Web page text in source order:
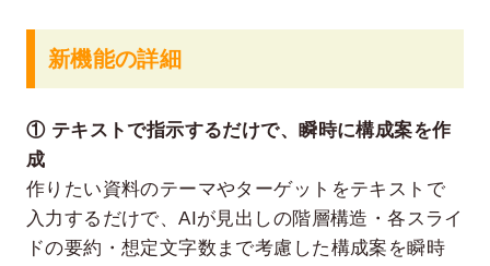
新機能の詳細
① テキストで指示するだけで、瞬時に構成案を作
成
作りたい資料のテーマやターゲットをテキストで
入力するだけで、AIが見出しの階層構造・各スライ
ドの要約・想定文字数まで考慮した構成案を瞬時